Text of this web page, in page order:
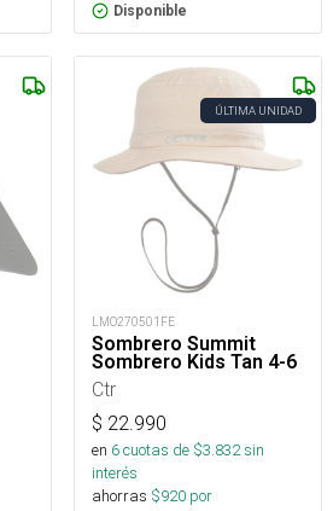
Disponible
ÚLTIMA UNIDAD
LMO270501FE
Sombrero Summit
Sombrero Kids Tan 4-6
Ctr
$ 22.990
en 6cuotas de $3.832sin
interés
ahorras $920 por